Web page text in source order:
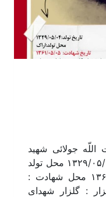
اللّه جولائی شهید
هدایت اللّه جولائی تاریخ تولد : ۱۳۲۹/۰۵/۰۴ محل تولد
: اراک تاریخ شهادت : ۱۳۶۱/۰۵/۰۵ محل شهادت :
: گلزار شهدای